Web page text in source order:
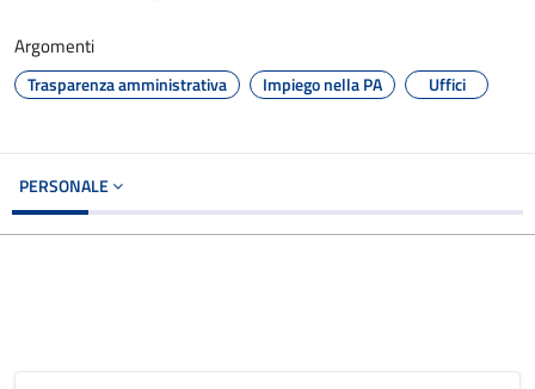
Argomenti
Trasparenza amministrativa Impiego nella PA Uffici
PERSONALE